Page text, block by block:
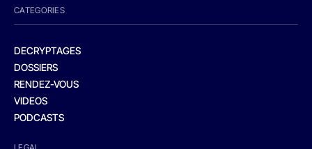
CATEGORIES
DECRYPTAGES
DOSSIERS
RENDEZ-VOUS
VIDEOS
PODCASTS